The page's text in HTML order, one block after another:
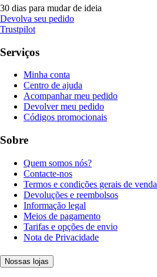
30 dias para mudar de ideia
Devolva seu pedido
Trustpilot
Serviços
Minha conta
Centro de ajuda
Acompanhar meu pedido
Devolver meu pedido
Códigos promocionais
Sobre
Quem somos nós?
Contacte-nos
Termos e condições gerais de venda
Devoluções e reembolsos
Informação legal
Meios de pagamento
Tarifas e opções de envio
Nota de Privacidade
Nossas lojas